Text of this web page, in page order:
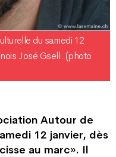
du samedi 12
José Gsell. (photo
Autour de
12 janvier, dès
au marc». Il